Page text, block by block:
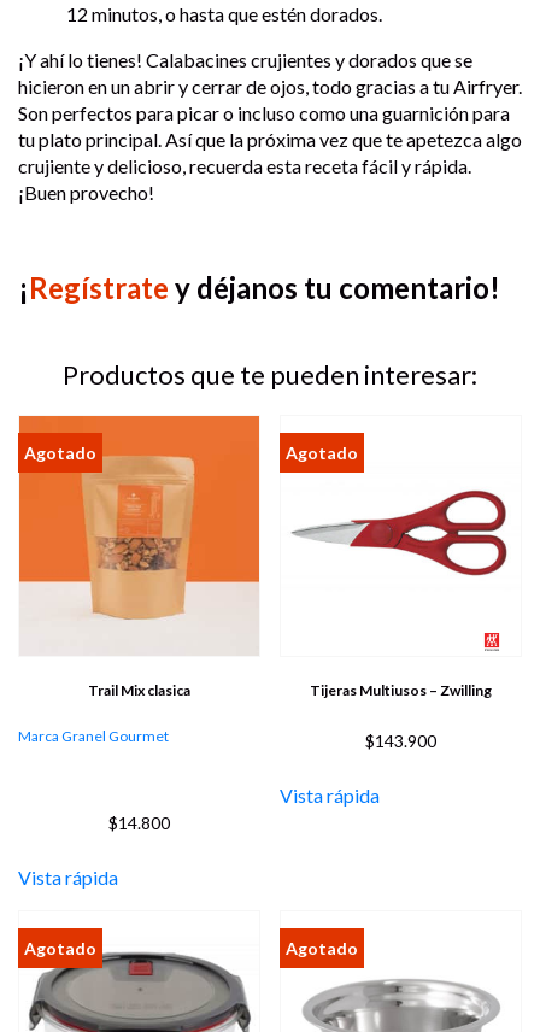
12 minutos, o hasta que estén dorados.
¡Y ahí lo tienes! Calabacines crujientes y dorados que se
hicieron en un abrir y cerrar de ojos, todo gracias a tu Airfryer.
Son perfectos para picar o incluso como una guarnición para
tu plato principal. Así que la próxima vez que te apetezca algo
crujiente y delicioso, recuerda esta receta fácil y rápida.
¡Buen provecho!
¡Regístrate y déjanos tu comentario!
Productos que te pueden interesar:
Trail Mix clasica
Marca Granel Gourmet
$14.800
Vista rápida
Tijeras Multiusos – Zwilling
$143.900
Vista rápida